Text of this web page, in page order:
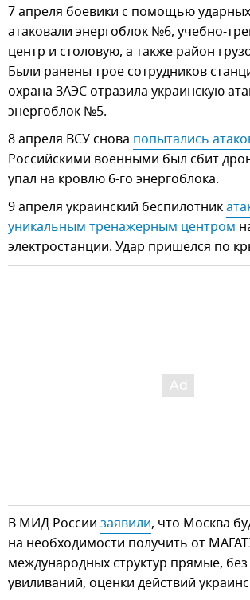
7 апреля боевики с помощью
атаковали энергоблок №6, учебно-
центр и столовую, а также район
Были ранены трое сотрудников
охрана ЗАЭС отразила украинскую
энергоблок №5.
8 апреля ВСУ снова попытались
Российскими военными был сбит
упал на кровлю 6-го энергоблока.
9 апреля украинский беспилотник
уникальным тренажерным центром
электростанции. Удар пришелся по
В МИД России заявили, что Москва
на необходимости получить от
международных структур прямые, без
увиливаний, оценки действий